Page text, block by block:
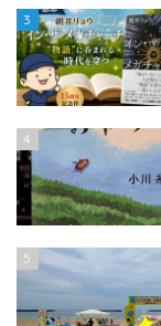
3
4
5